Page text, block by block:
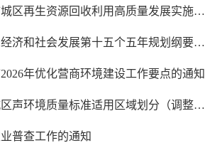
四平市人民政府办公室关于印发四平市城区再生资源回收利用高质量发展实施方案（2026—2028年）的通知
四平市人民政府关于印发《四平市国民经济和社会发展第十五个五年规划纲要》的通知
年优化营商环境建设工作要点的通知
四平市人民政府关于印发四平市中心城区声环境质量标准适用区域划分（调整）规定的通知
普查工作的通知